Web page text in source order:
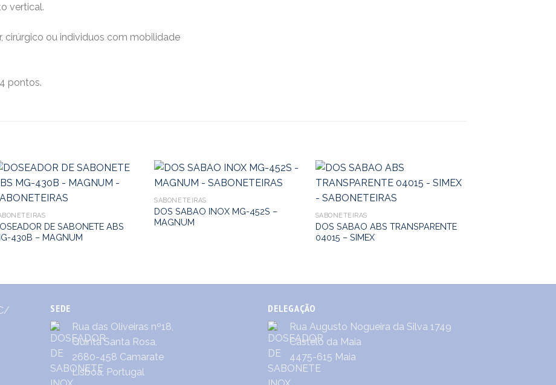
vertical.
cirúrgico ou individuos com mobilidade
pontos.
DE SABONETE ABS
430B – MAGNUM
SABONETEIRAS
DOS SABAO INOX MG-452S –
MAGNUM
SABONETEIRAS
DOS SABAO ABS TRANSPARENTE
04015 – SIMEX
SEDE
Rua das Oliveiras nº18,
Quinta Santa Rosa,
2680-458 Camarate
Lisboa, Portugal
DELEGAÇÃO
Rua Augusto Nogueira da Silva 1749
Castêlo da Maia
4475-615 Maia